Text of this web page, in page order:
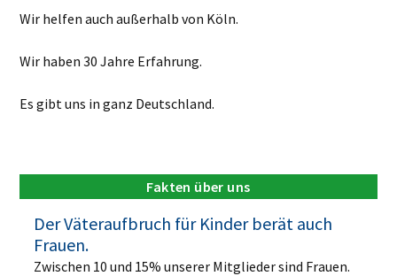
Wir helfen auch außerhalb von Köln.
Wir haben 30 Jahre Erfahrung.
Es gibt uns in ganz Deutschland.
Fakten über uns
Der Väteraufbruch für Kinder berät auch
Frauen.
Zwischen 10 und 15% unserer Mitglieder sind Frauen.